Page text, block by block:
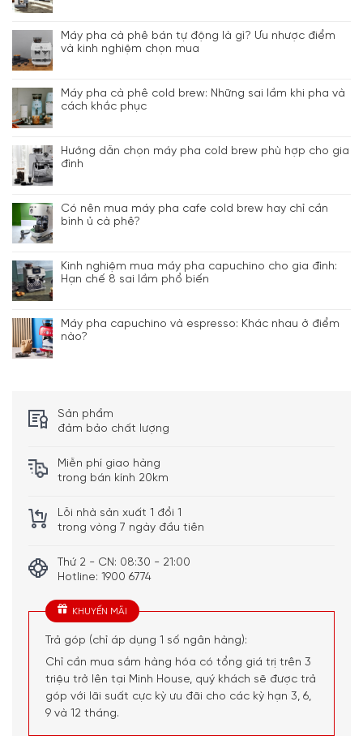
Máy pha cà phê bán tự động là gì? Ưu nhược điểm
và kinh nghiệm chọn mua
Máy pha cà phê cold brew: Những sai lầm khi pha và
cách khắc phục
Hướng dẫn chọn máy pha cold brew phù hợp cho gia
đình
Có nên mua máy pha cafe cold brew hay chỉ cần
bình ủ cà phê?
Kinh nghiệm mua máy pha capuchino cho gia đình:
Hạn chế 8 sai lầm phổ biến
Máy pha capuchino và espresso: Khác nhau ở điểm
nào?
Sản phẩm
đảm bảo chất lượng
Miễn phí giao hàng
trong bán kính 20km
Lỗi nhà sản xuất 1 đổi 1
trong vòng 7 ngày đầu tiên
Thứ 2 - CN: 08:30 - 21:00
Hotline: 1900 6774
KHUYẾN MÃI
Trả góp (chỉ áp dụng 1 số ngân hàng):
Chỉ cần mua sắm hàng hóa có tổng giá trị trên 3
triệu trở lên tại Minh House, quý khách sẽ được trả
góp với lãi suất cực kỳ ưu đãi cho các kỳ hạn 3, 6,
9 và 12 tháng.